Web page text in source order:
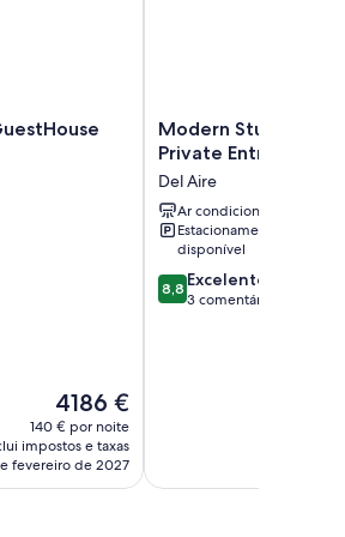
O
preço
atual
é
4186 €
4186 €
140 € por noite
impostos e taxas
fevereiro de 2027
Modern
Studio
SoFi
-
Private
Entry
-
Parking
Modern Studio Near
Private Entry -
Del Aire
Ar condicionado
Estacionamento
disponível
Pontuação
de
comentários
8,8 Excelente
3 comentários